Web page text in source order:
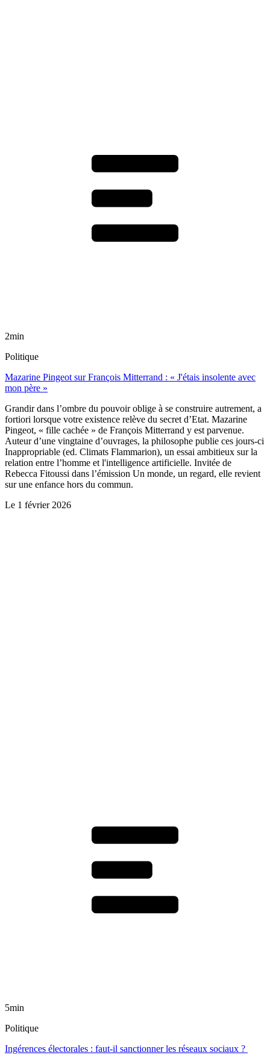
2min
Politique
Mazarine Pingeot sur François Mitterrand : « J'étais insolente avec
mon père »
Grandir dans l’ombre du pouvoir oblige à se construire autrement, a
fortiori lorsque votre existence relève du secret d’Etat. Mazarine
Pingeot, « fille cachée » de François Mitterrand y est parvenue.
Auteur d’une vingtaine d’ouvrages, la philosophe publie ces jours-ci
Inappropriable (ed. Climats Flammarion), un essai ambitieux sur la
relation entre l’homme et l'intelligence artificielle. Invitée de
Rebecca Fitoussi dans l’émission Un monde, un regard, elle revient
sur une enfance hors du commun.
Le 1 février 2026
5min
Politique
Ingérences électorales : faut-il sanctionner les réseaux sociaux ?